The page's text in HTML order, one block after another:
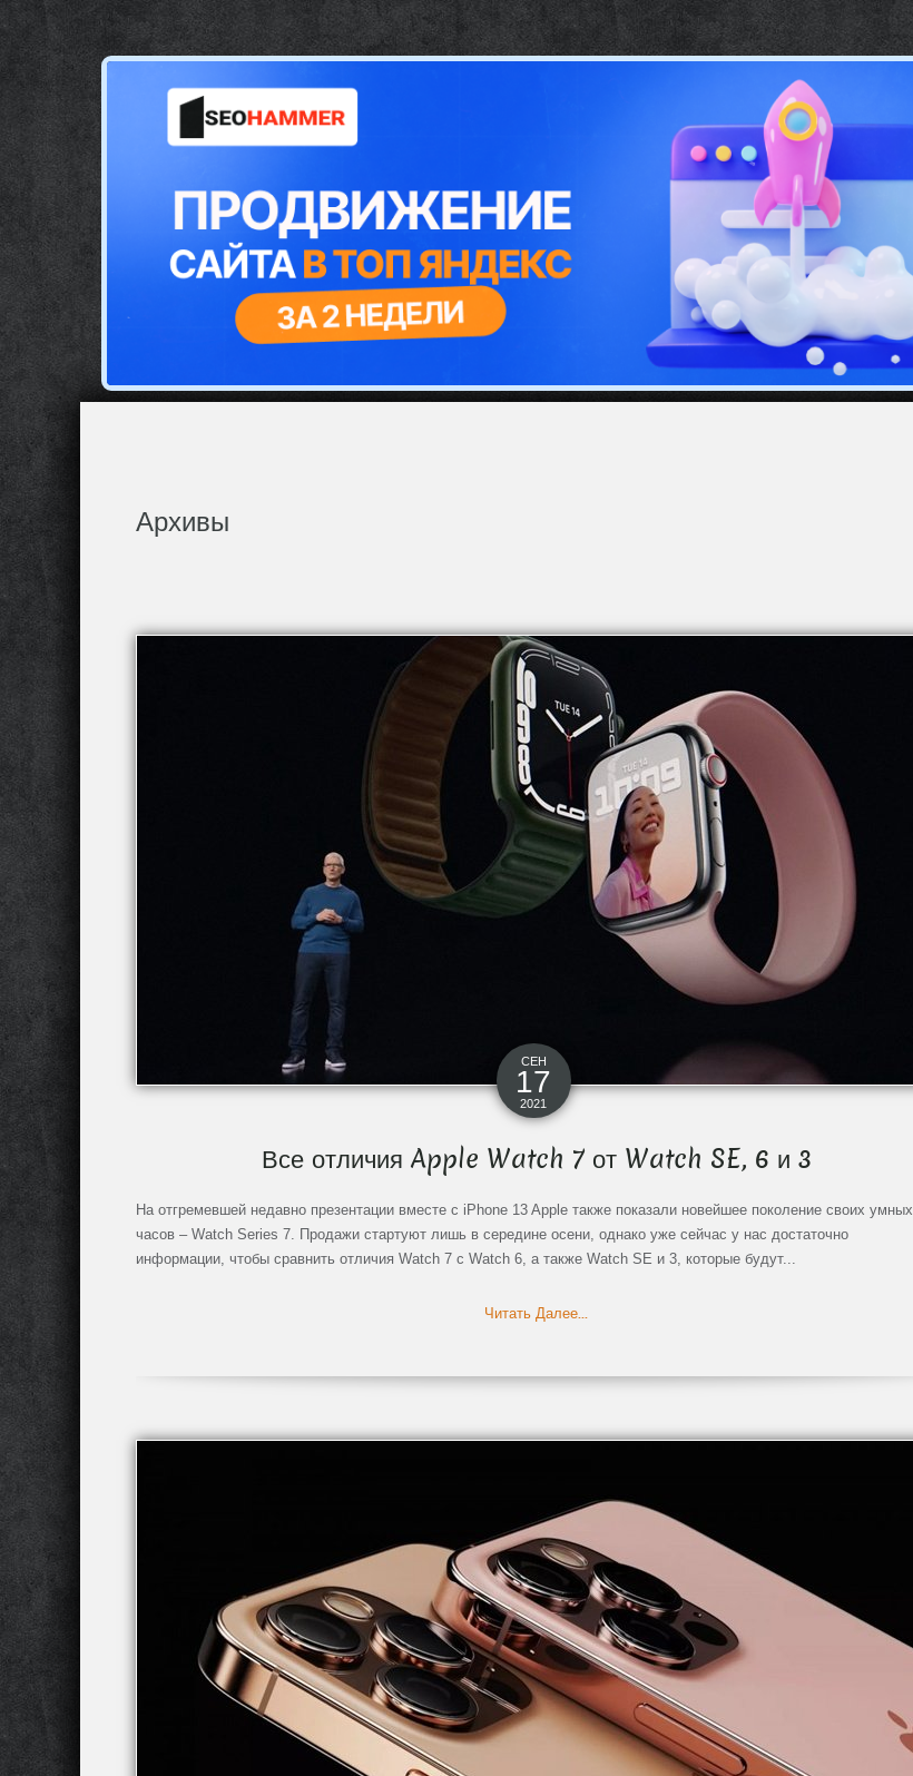
Архивы
СЕН
17
2021
Все отличия Apple Watch 7 от Watch SE, 6 и 3
На отгремевшей недавно презентации вместе с iPhone 13 Apple также показали новейшее поколение своих умных
часов – Watch Series 7. Продажи стартуют лишь в середине осени, однако уже сейчас у нас достаточно
информации, чтобы сравнить отличия Watch 7 с Watch 6, а также Watch SE и 3, которые будут...
Читать Далее...